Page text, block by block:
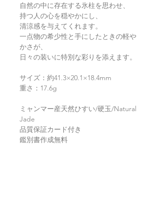
自然の中に存在する氷柱を思わせ、
持つ人の心を穏やかにし、
清涼感を与えてくれます。
一点物の希少性と手にしたときの軽や
かさが、
日々の装いに特別な彩りを添えます。
サイズ：約41.3×20.1×18.4mm
重さ：17.6g
ミャンマー産天然ひすい/硬玉/Natural
Jade
品質保証カード付き
鑑別書作成無料